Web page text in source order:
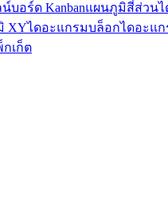
น์บอร์ด Kanbanแผนภูมิสี่ส่วน
XYไดอะแกรมบล็อกไดอะแ
เก็ต